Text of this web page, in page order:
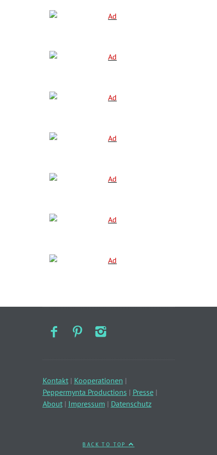
Kontakt| Kooperationen |
Peppermynta Productions | Presse|
About| Impressum | Datenschutz
BACK TO TOP